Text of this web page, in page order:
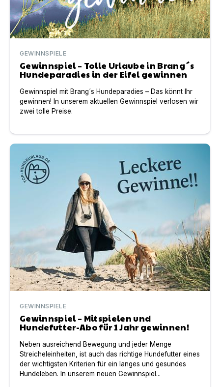
GEWINNSPIELE
Gewinnspiel – Tolle Urlaube in Brang´s
Hundeparadies in der Eifel gewinnen
Gewinnspiel mit Brang´s Hundeparadies – Das könnt Ihr
gewinnen! In unserem aktuellen Gewinnspiel verlosen wir
zwei tolle Preise.
Gewinnspiel – Mitspielen und Hundefutter-Abo für 1
GEWINNSPIELE
Gewinnspiel – Mitspielen und
Hundefutter-Abo für 1 Jahr gewinnen!
Neben ausreichend Bewegung und jeder Menge
Streicheleinheiten, ist auch das richtige Hundefutter eines
der wichtigsten Kriterien für ein langes und gesundes
Hundeleben. In unserem neuen Gewinnspiel...